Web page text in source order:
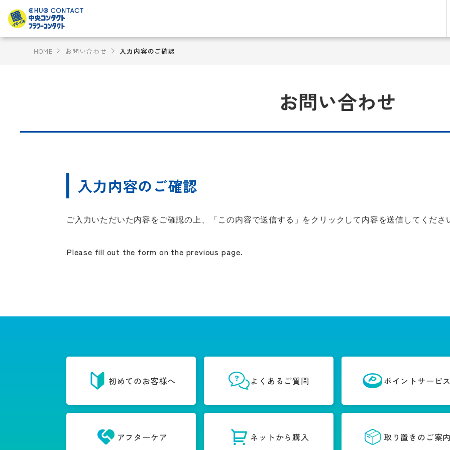
HOME お問い合わせ 入力内容のご確認
お問い合わせ
入力内容のご確認
ご入力いただいた内容をご確認の上、「この内容で送信する」をクリックして内容を送信してくださ
Please fill out the form on the previous page.
初めてのお客様へ よくあるご質問 ポイントサービ
アフターケア ネットから購入 取り置きのご案